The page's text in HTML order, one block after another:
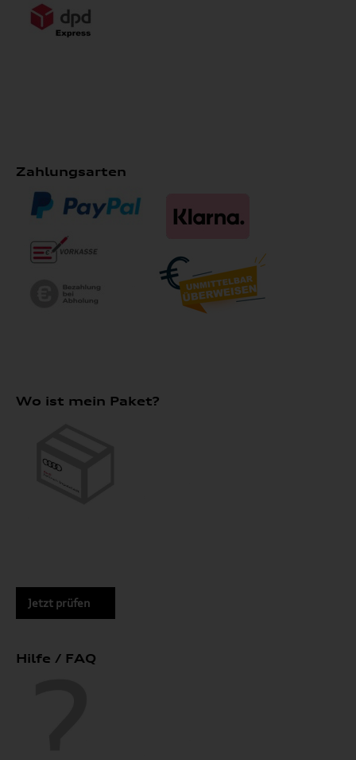
Zahlungsarten
Wo ist mein Paket?
Jetzt prüfen
Hilfe / FAQ